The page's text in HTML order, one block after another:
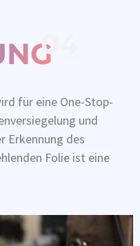
04
für eine One-Stop-
und
Erkennung des
Folie ist eine